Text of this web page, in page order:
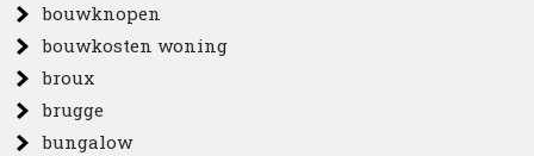
bouwknopen
bouwkosten woning
broux
brugge
bungalow